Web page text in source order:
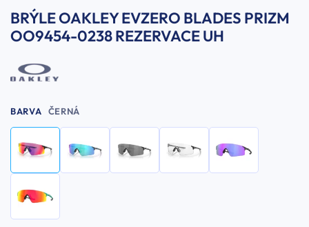
BRÝLE OAKLEY EVZERO BLADES PRIZM
OO9454-0238 REZERVACE UH
BARVA ČERNÁ